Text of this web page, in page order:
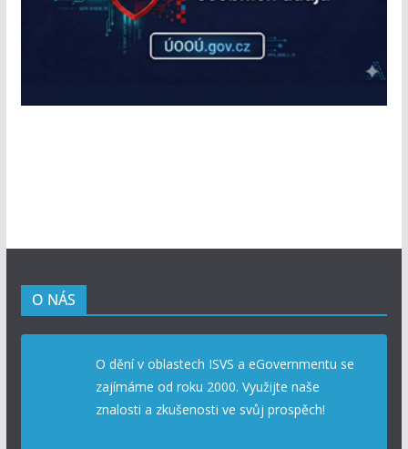
O NÁS
O dění v oblastech ISVS a eGovernmentu se
zajímáme od roku 2000. Využijte naše
znalosti a zkušenosti ve svůj prospěch!